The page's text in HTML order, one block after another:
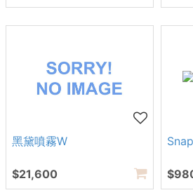
黑黛噴霧W
$21,600